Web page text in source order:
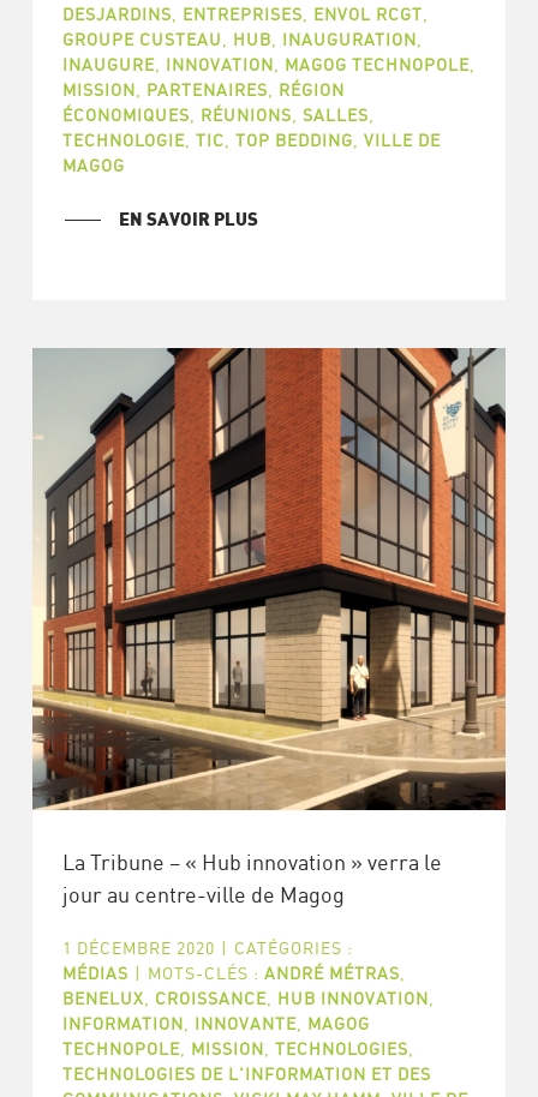
DESJARDINS ENTREPRISES ENVOL RCGT
GROUPE CUSTEAU
HUB INAUGURATION
INAUGURE, INNOVATION MAGOG TECHNOPOLE,
MISSION
PARTENAIRES
RÉGION
ÉCONOMIQUES
RÉUNIONS SALLES
TECHNOLOGIE, TIC TOP BEDDING VILLE DE
MAGOG
EN SAVOIR PLUS
La Tribune – « Hub innovation » verra le
jour au centre-ville de Magog
1 DÉCEMBRE 2020 | CATÉGORIES :
MÉDIAS | MOTS-CLÉS : ANDRÉ MÉTRAS
BENELUX
CROISSANCE, HUB INNOVATION
INFORMATION
INNOVANTE, MAGOG
TECHNOPOLE, MISSION TECHNOLOGIES
TECHNOLOGIES DE L'INFORMATION ET DES